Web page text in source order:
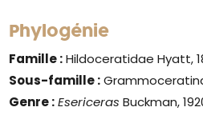
Phylogénie
Famille :Hildoceratidae Hyatt,
Sous-famille :
Genre : Esericeras Buckman,